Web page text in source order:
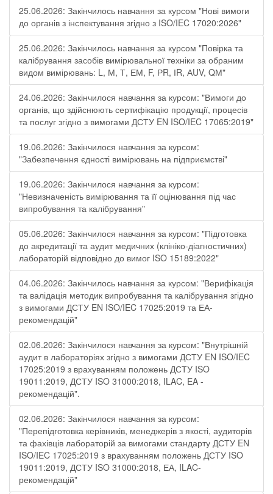
25.06.2026: Закінчилось навчання за курсом "Нові вимоги
до органів з інспектування згідно з ISO/IEC 17020:2026"
25.06.2026: Закінчилось навчання за курсом "Повірка та
калібрування засобів вимірювальної техніки за обраним
видом вимірювань: L, М, Т, ЕМ, F, РR, ІR, АUV, QМ"
24.06.2026: Закінчилося навчання за курсом: "Вимоги до
органів, що здійснюють сертифікацію продукції, процесів
та послуг згідно з вимогами ДСТУ EN ISO/IEC 17065:2019"
19.06.2026: Закінчилося навчання за курсом:
"Забезпечення єдності вимірювань на підприємстві"
19.06.2026: Закінчилося навчання за курсом:
"Невизначеність вимірювання та її оцінювання під час
випробування та калібрування"
05.06.2026: Закінчилося навчання за курсом: "Підготовка
до акредитації та аудит медичних (клініко-діагностичних)
лабораторій відповідно до вимог ISO 15189:2022"
04.06.2026: Закінчилось навчання за курсом: "Верифікація
та валідація методик випробування та калібрування згідно
з вимогами ДСТУ EN ISO/IEC 17025:2019 та ЕА-
рекомендацій"
02.06.2026: Закінчилося навчання за курсом: "Внутрішній
аудит в лабораторіях згідно з вимогами ДСТУ EN ISO/IEC
17025:2019 з врахуванням положень ДСТУ ISO
19011:2019, ДСТУ ISO 31000:2018, ILAC, EA -
рекомендацій".
02.06.2026: Закінчилося навчання за курсом:
"Перепідготовка керівників, менеджерів з якості, аудиторів
та фахівців лабораторій за вимогами стандарту ДСТУ EN
ISO/IEC 17025:2019 з врахуванням положень ДСТУ ISO
19011:2019, ДСТУ ISO 31000:2018, ЕА, ILAC-
рекомендацій"